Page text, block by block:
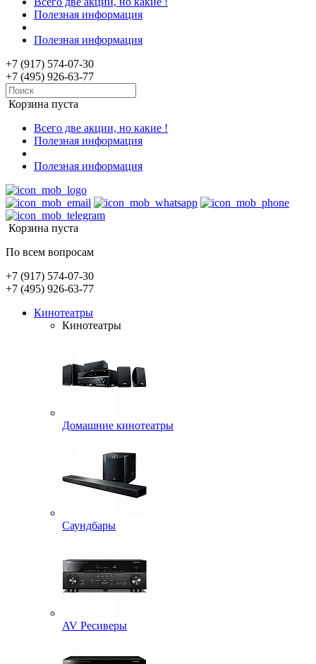
Полезная информация
Полезная информация
+7 (917) 574-07-30
+7 (495) 926-63-77
Корзина пуста
Всего две акции, но какие !
Полезная информация
Полезная информация
Корзина пуста
По всем вопросам
+7 (917) 574-07-30
+7 (495) 926-63-77
Кинотеатры
Кинотеатры
Домашние кинотеатры
Саундбары
AV Ресиверы